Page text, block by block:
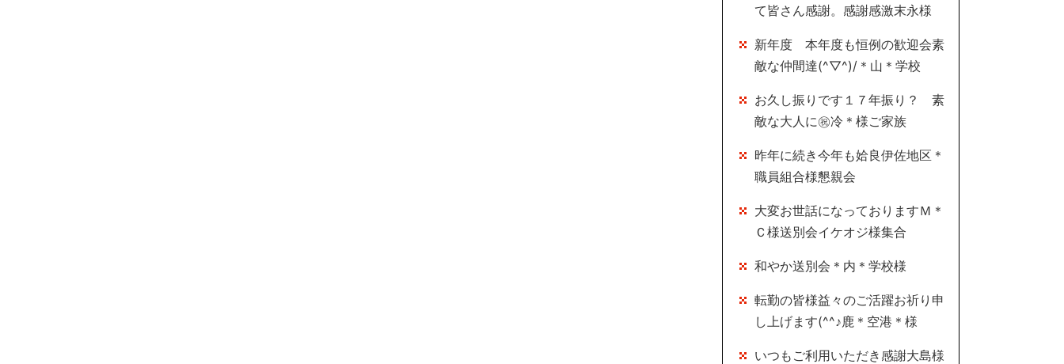
て皆さん感謝。感謝感激末永様
新年度 本年度も恒例の歓迎会素
敵な仲間達(^▽^)/＊山＊学校
お久し振りです１７年振り？ 素
敵な大人に㊗冷＊様ご家族
昨年に続き今年も姶良伊佐地区＊
職員組合様懇親会
大変お世話になっておりますＭ＊
Ｃ様送別会イケオジ様集合
和やか送別会＊内＊学校様
転勤の皆様益々のご活躍お祈り申
し上げます(^^♪鹿＊空港＊様
いつもご利用いただき感謝大島様